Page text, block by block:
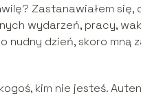
Zastanawiałem
wydarzeń, pracy,
nudny dzień, skoro
kim nie jesteś.